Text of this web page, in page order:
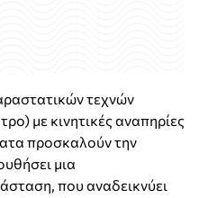
τεχνών
με κινητικές αναπηρίες
προσκαλούν την
μια
που αναδεικνύει